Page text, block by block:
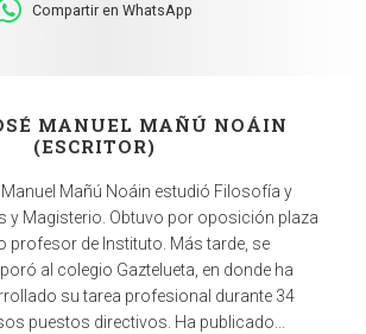
Compartir en WhatsApp
MANUEL MAÑÚ NOÁIN
(ESCRITOR)
Mañú Noáin estudió Filosofía y
y Magisterio. Obtuvo por oposición plaza
profesor de Instituto. Más tarde, se
al colegio Gaztelueta, en donde ha
su tarea profesional durante 34
puestos directivos. Ha publicado...